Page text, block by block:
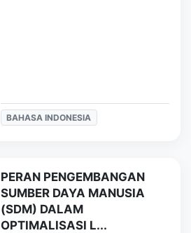
BAHASA INDONESIA
PERAN PENGEMBANGAN
SUMBER DAYA MANUSIA
(SDM) DALAM
OPTIMALISASI L...